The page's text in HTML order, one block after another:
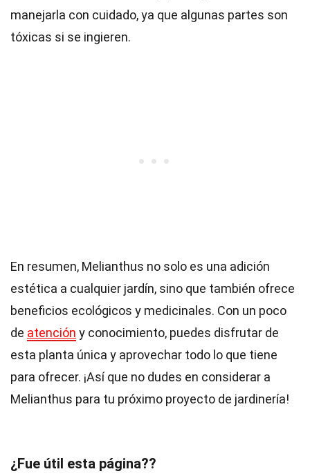
manejarla con cuidado, ya que algunas partes son
tóxicas si se ingieren.
En resumen, Melianthus no solo es una adición
estética a cualquier jardín, sino que también ofrece
beneficios ecológicos y medicinales. Con un poco
de atención y conocimiento, puedes disfrutar de
esta planta única y aprovechar todo lo que tiene
para ofrecer. ¡Así que no dudes en considerar a
Melianthus para tu próximo proyecto de jardinería!
¿Fue útil esta página??